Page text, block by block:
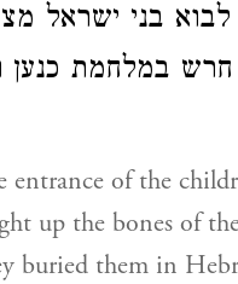
בני ישראל
במלחמת כנען
of the
up the bones of
buried them in